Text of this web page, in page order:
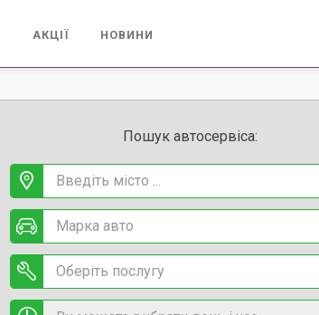
АКЦІЇ НОВИНИ
Пошук автосервіса:
Введіть місто ...
Марка авто
Оберіть послугу